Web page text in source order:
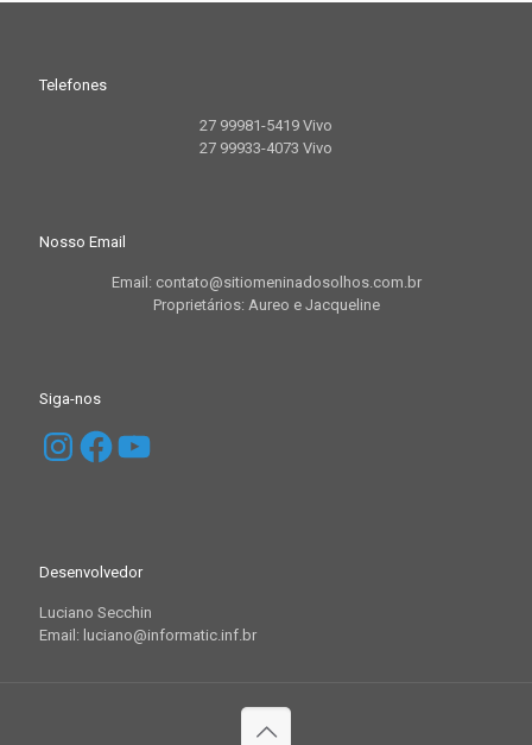
Telefones
27 99981-5419 Vivo
27 99933-4073 Vivo
Nosso Email
Email: contato@sitiomeninadosolhos.com.br
Proprietários: Aureo e Jacqueline
Siga-nos
InstagramFacebook
YouTube
Desenvolvedor
Luciano Secchin
Email: luciano@informatic.inf.br